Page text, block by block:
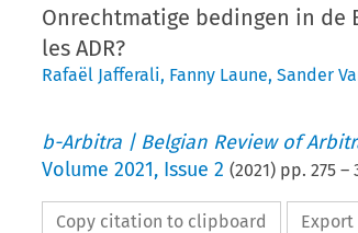
Onrechtmatige bedingen in de
les ADR?
Rafaël Jafferali, Fanny Laune, Sander
b-Arbitra | Belgian Review of
Volume 2021, Issue 2 (2021) pp. 275–
Copy citation to clipboard